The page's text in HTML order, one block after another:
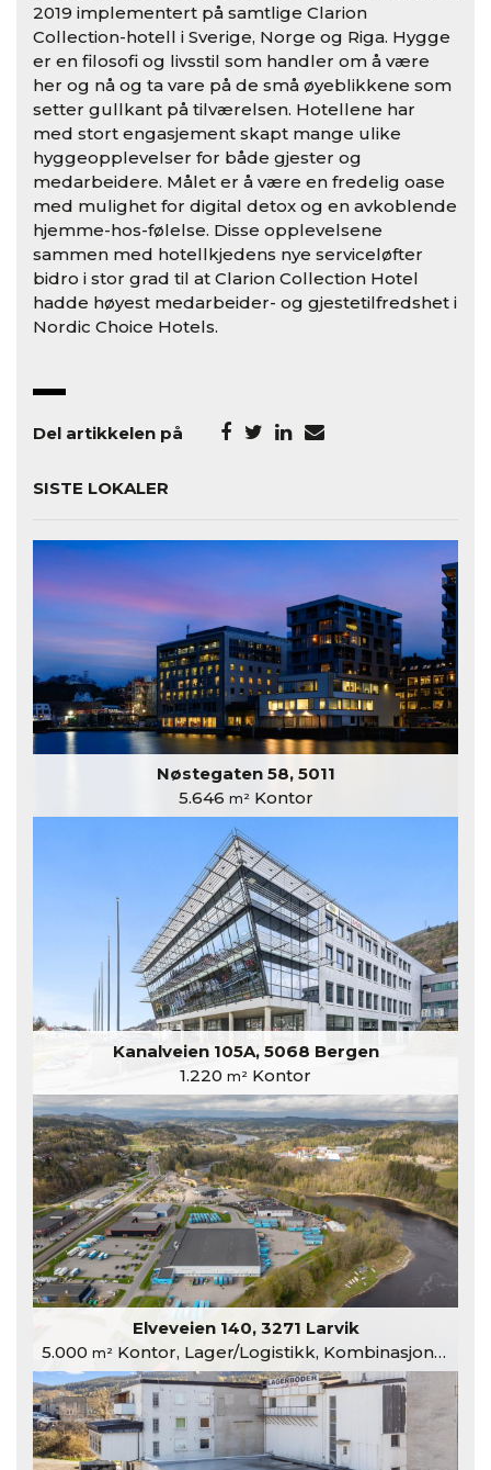
2019 implementert på samtlige Clarion
Collection-hotell i Sverige, Norge og Riga. Hygge
er en filosofi og livsstil som handler om å være
her og nå og ta vare på de små øyeblikkene som
setter gullkant på tilværelsen. Hotellene har
med stort engasjement skapt mange ulike
hyggeopplevelser for både gjester og
medarbeidere. Målet er å være en fredelig oase
med mulighet for digital detox og en avkoblende
hjemme-hos-følelse. Disse opplevelsene
sammen med hotellkjedens nye serviceløfter
bidro i stor grad til at Clarion Collection Hotel
hadde høyest medarbeider- og gjestetilfredshet i
Nordic Choice Hotels.
Del artikkelen på
SISTE LOKALER
Nøstegaten 58, 5011
5.646 m²Kontor
Kanalveien 105A, 5068 Bergen
1.220 m² Kontor
Elveveien 140, 3271 Larvik
5.000 m²Kontor, Lager/Logistikk, Kombinasjonslokaler